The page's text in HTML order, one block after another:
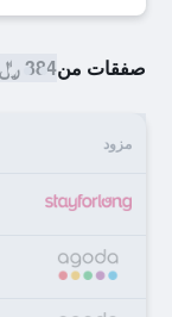
صفقات من384 ﷼
مزود